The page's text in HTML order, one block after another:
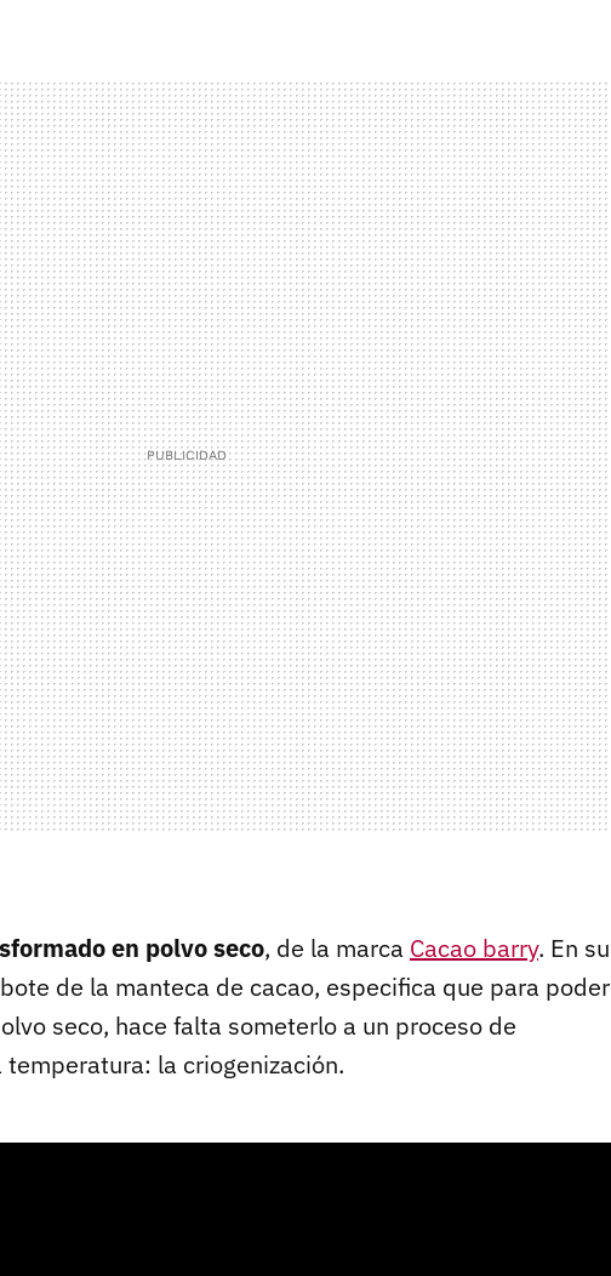
en polvo seco, de la marca Cacao barry. En su
de la manteca de cacao, especifica que para poder
seco, hace falta someterlo a un proceso de
la criogenización.